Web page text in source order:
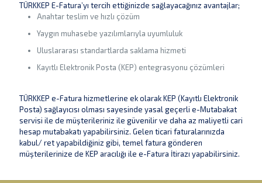
TÜRKKEP E-Fatura’yı tercih ettiğinizde sağlayacağınız avantajlar;
Anahtar teslim ve hızlı çözüm
Yaygın muhasebe yazılımlarıyla uyumluluk
Uluslararası standartlarda saklama hizmeti
Kayıtlı Elektronik Posta (KEP) entegrasyonu çözümleri
TÜRKKEP e-Fatura hizmetlerine ek olarak KEP (Kayıtlı Elektronik
Posta) sağlayıcısı olması sayesinde yasal geçerli e-Mutabakat
servisi ile de müşterileriniz ile güvenilir ve daha az maliyetli cari
hesap mutabakatı yapabilirsiniz. Gelen ticari faturalarınızda
kabul/ ret yapabildiğiniz gibi, temel fatura gönderen
müşterilerinize de KEP aracılığı ile e-Fatura İtirazı yapabilirsiniz.